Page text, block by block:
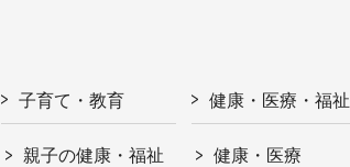
子育て・教育
親子の健康・福祉
健康・医療・福祉
健康・医療